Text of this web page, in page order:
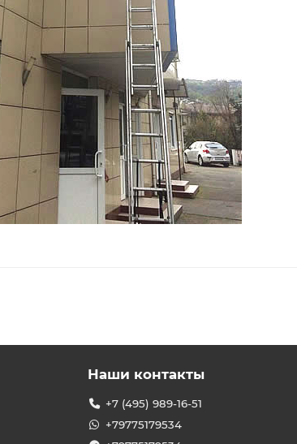
Наши контакты
+7 (495) 989-16-51
+79775179534